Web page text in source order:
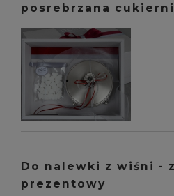
posrebrzana
Do nalewki z wiśni -
prezentowy